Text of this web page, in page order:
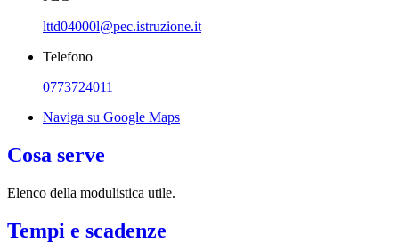
lttd04000l@pec.istruzione.it
Telefono
0773724011
Naviga su Google Maps
Cosa serve
Elenco della modulistica utile.
Tempi e scadenze